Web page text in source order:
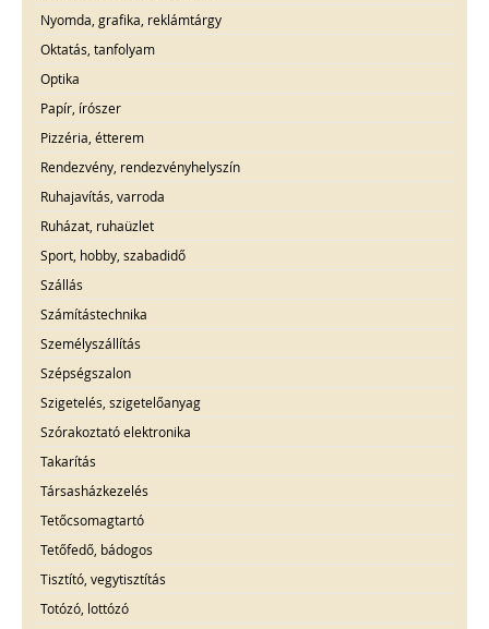
Nyomda, grafika, reklámtárgy
Oktatás, tanfolyam
Optika
Papír, írószer
Pizzéria, étterem
Rendezvény, rendezvényhelyszín
Ruhajavítás, varroda
Ruházat, ruhaüzlet
Sport, hobby, szabadidő
Szállás
Számítástechnika
Személyszállítás
Szépségszalon
Szigetelés, szigetelőanyag
Szórakoztató elektronika
Takarítás
Társasházkezelés
Tetőcsomagtartó
Tetőfedő, bádogos
Tisztító, vegytisztítás
Totózó, lottózó